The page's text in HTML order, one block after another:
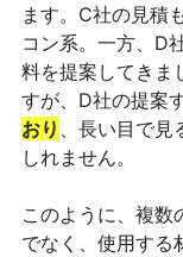
ます。C社の見積
コン系。一方、D
料を提案してきま
すが、D社の提案
おり
、長い目で
しれません。
このように、複数
でなく、使用する